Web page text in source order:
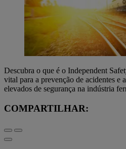
Descubra o que é o Independent
vital para a prevenção de acidentes e
elevados de segurança na indústria
COMPARTILHAR: